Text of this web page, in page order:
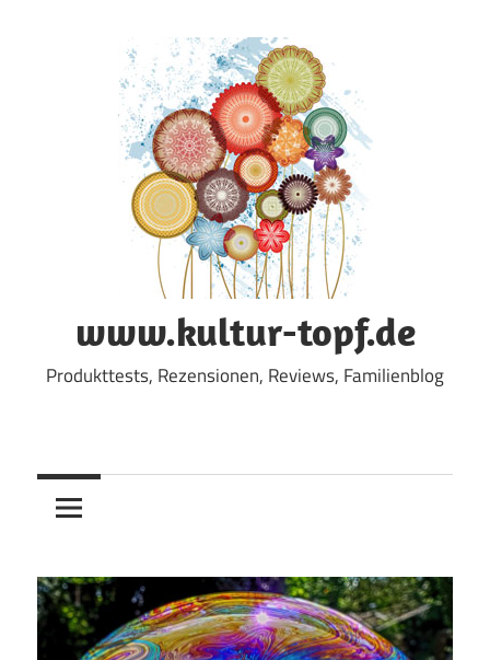
www.kultur-topf.de
Produkttests, Rezensionen, Reviews, Familienblog